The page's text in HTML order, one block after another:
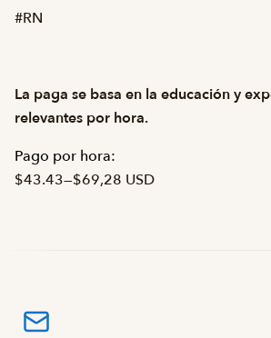
#RN
La paga se basa en la educación y
relevantes por hora.
Pago por hora:
$43.43—$69,28 USD